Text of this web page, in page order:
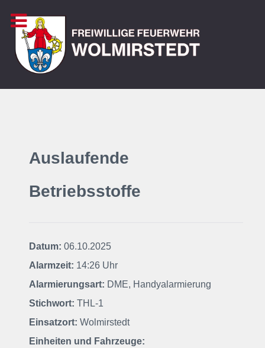
Auslaufende
Betriebsstoffe
Datum: 06.10.2025
Alarmzeit: 14:26 Uhr
Alarmierungsart: DME, Handyalarmierung
Stichwort: THL-1
Einsatzort: Wolmirstedt
Einheiten und Fahrzeuge: